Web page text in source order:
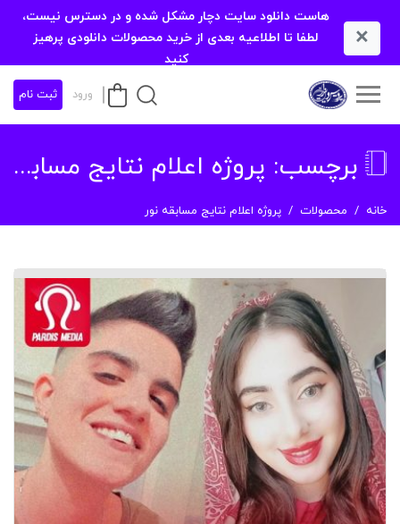
×
هاست دانلود سایت دچار مشکل شده و در دسترس نیست،
لطفا تا اطلاعیه بعدی از خرید محصولات دانلودی پرهیز
کنید
ورود ثبت نام
برچسب: پروژه اعلام نتایج مسابقه نور
خانه محصولات پروژه اعلام نتایج مسابقه نور